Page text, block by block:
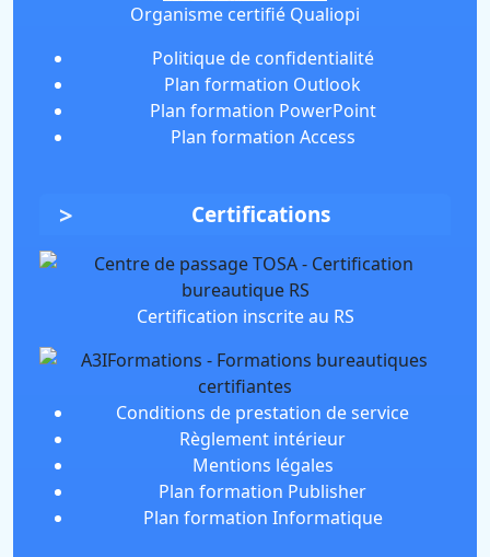
Organisme certifié Qualiopi
Politique de confidentialité
Plan formation Outlook
Plan formation PowerPoint
Plan formation Access
Certifications
Certification inscrite au RS
Conditions de prestation de service
Règlement intérieur
Mentions légales
Plan formation Publisher
Plan formation Informatique